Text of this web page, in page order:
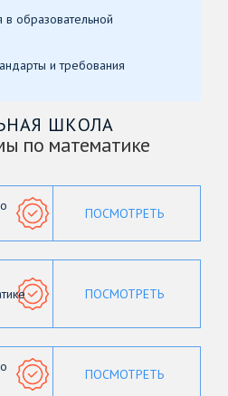
в образовательной
и требования
ШКОЛА
по математике
ПОСМОТРЕТЬ
ПОСМОТРЕТЬ
ПОСМОТРЕТЬ